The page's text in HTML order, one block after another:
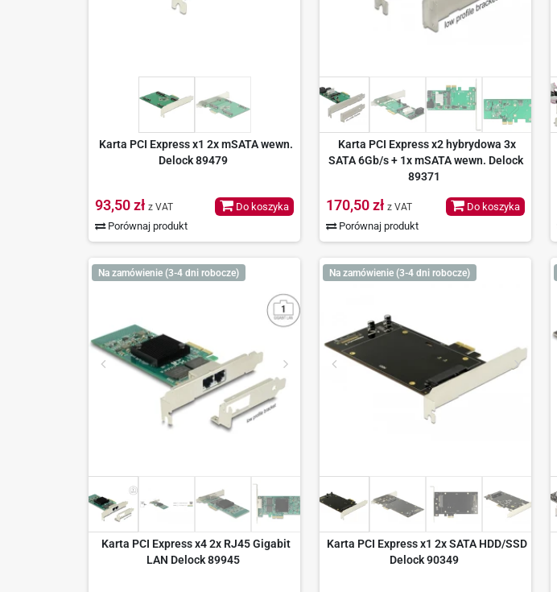
Karta PCI Express x1 2x mSATA wewn.
Delock 89479
93,50 zł z VAT
Porównaj produkt
Do koszyka
Karta PCI Express x2 hybrydowa 3x
SATA 6Gb/s + 1x mSATA wewn. Delock
89371
170,50 zł z VAT
Porównaj produkt
Do koszyka
Na zamówienie (3-4 dni robocze)
Karta PCI Express x4 2x RJ45 Gigabit
LAN Delock 89945
Na zamówienie (3-4 dni robocze)
Karta PCI Express x1 2x SATA HDD/SSD
Delock 90349